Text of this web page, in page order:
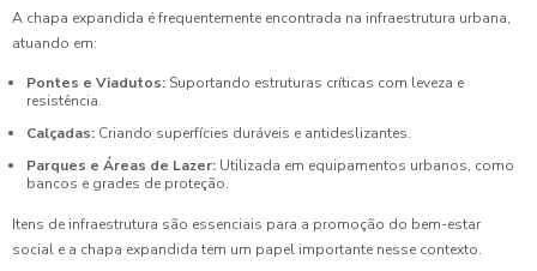
A chapa expandida é frequentemente encontrada na infraestrutura urbana,
atuando em:
Pontes e Viadutos: Suportando estruturas críticas com leveza e
resistência.
Calçadas: Criando superfícies duráveis e antideslizantes.
Parques e Áreas de Lazer: Utilizada em equipamentos urbanos, como
bancos e grades de proteção.
Itens de infraestrutura são essenciais para a promoção do bem-estar
social e a chapa expandida tem um papel importante nesse contexto.